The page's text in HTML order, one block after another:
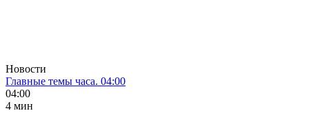
Новости
Главные темы часа. 04:00
04:00
4 мин